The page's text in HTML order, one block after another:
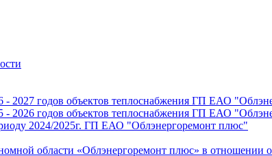
- 2027 годов объектов теплоснабжения ГП ЕАО
- 2026 годов объектов теплоснабжения ГП ЕАО
2024/2025г. ГП ЕАО "Облэнергоремонт плюс"
области «Облэнергоремонт плюс» в отношении